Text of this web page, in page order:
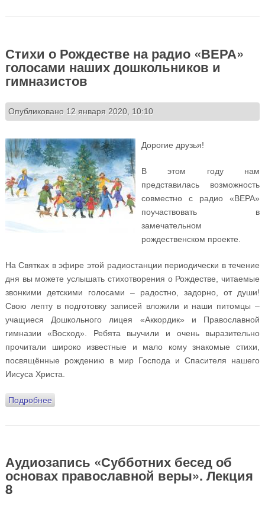
Стихи о Рождестве на радио «ВЕРА»
голосами наших дошкольников и
гимназистов
Опубликовано 12 января 2020, 10:10
Дорогие друзья!
В этом году нам
представилась возможность
совместно с радио «ВЕРА»
поучаствовать в
замечательном
рождественском проекте.
На Святках в эфире этой радиостанции периодически в течение
дня вы можете услышать стихотворения о Рождестве, читаемые
звонкими детскими голосами – радостно, задорно, от души!
Свою лепту в подготовку записей вложили и наши питомцы –
учащиеся Дошкольного лицея «Аккордик» и Православной
гимназии «Восход». Ребята выучили и очень выразительно
прочитали широко известные и мало кому знакомые стихи,
посвящённые рождению в мир Господа и Спасителя нашего
Иисуса Христа.
Подробнеео Стихи о Рождестве на радио «ВЕРА» голосами
Аудиозапись «Субботних бесед об
основах православной веры». Лекция
8